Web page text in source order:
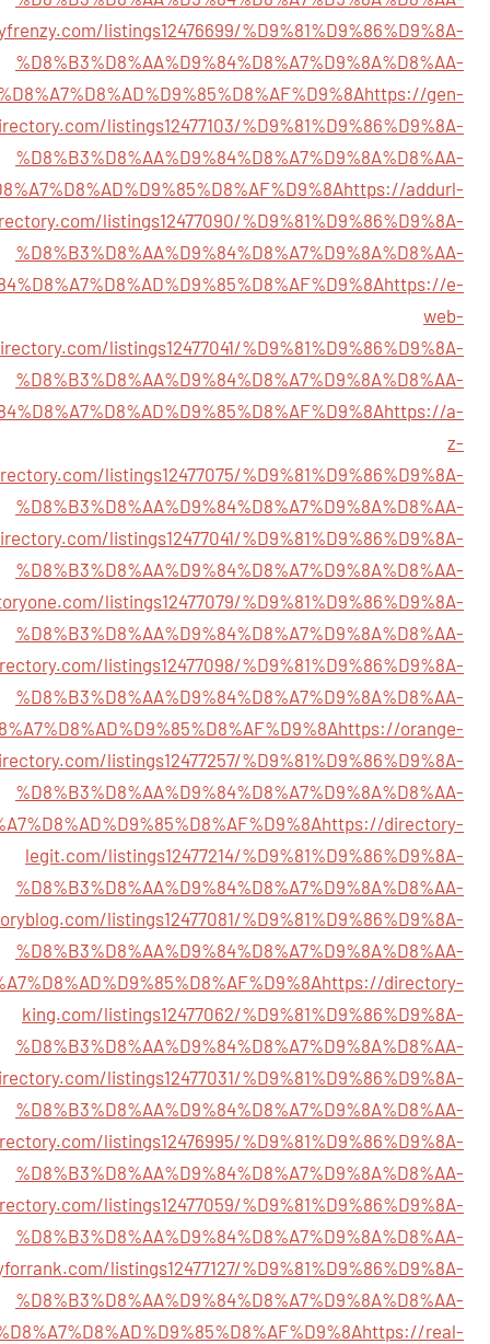
listings12476699/%D9%81%D9%86%D9%8A-
%D8%B3%D8%AA%D9%84%D8%A7%D9%8A%D8%AA-
https://gen-
listings12477103/%D9%81%D9%86%D9%8A-
%D8%B3%D8%AA%D9%84%D8%A7%D9%8A%D8%AA-
https://addurl-
listings12477090/%D9%81%D9%86%D9%8A-
%D8%B3%D8%AA%D9%84%D8%A7%D9%8A%D8%AA-
https://e-
web-
listings12477041/%D9%81%D9%86%D9%8A-
%D8%B3%D8%AA%D9%84%D8%A7%D9%8A%D8%AA-
https://a-
z-
listings12477075/%D9%81%D9%86%D9%8A-
%D8%B3%D8%AA%D9%84%D8%A7%D9%8A%D8%AA-
listings12477041/%D9%81%D9%86%D9%8A-
%D8%B3%D8%AA%D9%84%D8%A7%D9%8A%D8%AA-
listings12477079/%D9%81%D9%86%D9%8A-
%D8%B3%D8%AA%D9%84%D8%A7%D9%8A%D8%AA-
listings12477098/%D9%81%D9%86%D9%8A-
%D8%B3%D8%AA%D9%84%D8%A7%D9%8A%D8%AA-
https://orange-
listings12477257/%D9%81%D9%86%D9%8A-
%D8%B3%D8%AA%D9%84%D8%A7%D9%8A%D8%AA-
https://directory-
legit.com/listings12477214/%D9%81%D9%86%D9%8A-
%D8%B3%D8%AA%D9%84%D8%A7%D9%8A%D8%AA-
listings12477081/%D9%81%D9%86%D9%8A-
%D8%B3%D8%AA%D9%84%D8%A7%D9%8A%D8%AA-
https://directory-
king.com/listings12477062/%D9%81%D9%86%D9%8A-
%D8%B3%D8%AA%D9%84%D8%A7%D9%8A%D8%AA-
listings12477031/%D9%81%D9%86%D9%8A-
%D8%B3%D8%AA%D9%84%D8%A7%D9%8A%D8%AA-
listings12476995/%D9%81%D9%86%D9%8A-
%D8%B3%D8%AA%D9%84%D8%A7%D9%8A%D8%AA-
listings12477059/%D9%81%D9%86%D9%8A-
%D8%B3%D8%AA%D9%84%D8%A7%D9%8A%D8%AA-
listings12477127/%D9%81%D9%86%D9%8A-
%D8%B3%D8%AA%D9%84%D8%A7%D9%8A%D8%AA-
https://real-